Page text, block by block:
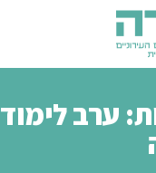
ערב לימוד